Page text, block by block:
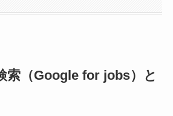
索（Google for jobs）と